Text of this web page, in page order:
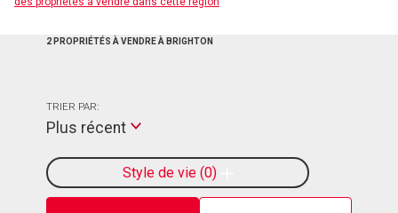
2 PROPRIÉTÉS À VENDRE À BRIGHTON
Style de vie 0
TRIER PAR:
Plus récent